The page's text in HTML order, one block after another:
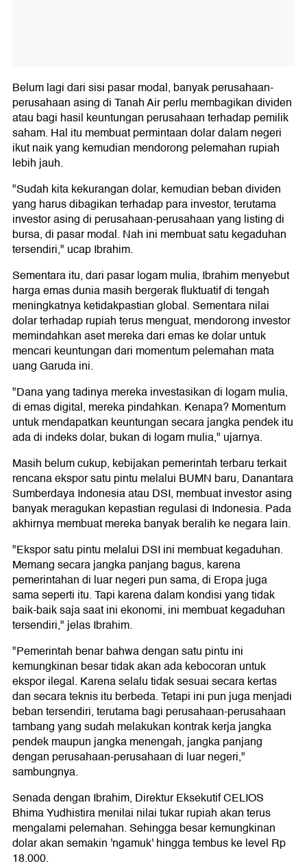
Belum lagi dari sisi pasar modal, banyak perusahaan-
perusahaan asing di Tanah Air perlu membagikan dividen
atau bagi hasil keuntungan perusahaan terhadap pemilik
saham. Hal itu membuat permintaan dolar dalam negeri
ikut naik yang kemudian mendorong pelemahan rupiah
lebih jauh.
"Sudah kita kekurangan dolar, kemudian beban dividen
yang harus dibagikan terhadap para investor, terutama
investor asing di perusahaan-perusahaan yang listing di
bursa, di pasar modal. Nah ini membuat satu kegaduhan
tersendiri," ucap Ibrahim.
Sementara itu, dari pasar logam mulia, Ibrahim menyebut
harga emas dunia masih bergerak fluktuatif di tengah
meningkatnya ketidakpastian global. Sementara nilai
dolar terhadap rupiah terus menguat, mendorong investor
memindahkan aset mereka dari emas ke dolar untuk
mencari keuntungan dari momentum pelemahan mata
uang Garuda ini.
"Dana yang tadinya mereka investasikan di logam mulia,
di emas digital, mereka pindahkan. Kenapa? Momentum
untuk mendapatkan keuntungan secara jangka pendek itu
ada di indeks dolar, bukan di logam mulia," ujarnya.
Masih belum cukup, kebijakan pemerintah terbaru terkait
rencana ekspor satu pintu melalui BUMN baru, Danantara
Sumberdaya Indonesia atau DSI, membuat investor asing
banyak meragukan kepastian regulasi di Indonesia. Pada
akhirnya membuat mereka banyak beralih ke negara lain.
"Ekspor satu pintu melalui DSI ini membuat kegaduhan.
Memang secara jangka panjang bagus, karena
pemerintahan di luar negeri pun sama, di Eropa juga
sama seperti itu. Tapi karena dalam kondisi yang tidak
baik-baik saja saat ini ekonomi, ini membuat kegaduhan
tersendiri," jelas Ibrahim.
"Pemerintah benar bahwa dengan satu pintu ini
kemungkinan besar tidak akan ada kebocoran untuk
ekspor ilegal. Karena selalu tidak sesuai secara kertas
dan secara teknis itu berbeda. Tetapi ini pun juga menjadi
beban tersendiri, terutama bagi perusahaan-perusahaan
tambang yang sudah melakukan kontrak kerja jangka
pendek maupun jangka menengah, jangka panjang
dengan perusahaan-perusahaan di luar negeri,"
sambungnya.
Senada dengan Ibrahim, Direktur Eksekutif CELIOS
Bhima Yudhistira menilai nilai tukar rupiah akan terus
mengalami pelemahan. Sehingga besar kemungkinan
dolar akan semakin 'ngamuk' hingga tembus ke level Rp
18.000.